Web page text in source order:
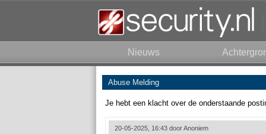
Nieuws
Abuse Melding
Je hebt een klacht over de onderstaande
20-05-2025, 16:43 doorAnoniem